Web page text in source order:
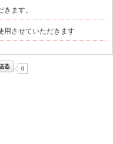
ます。
用させていただきます
0